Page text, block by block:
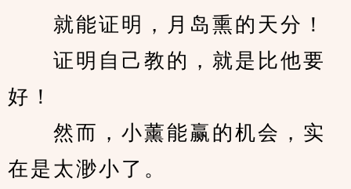
就能证明，月岛熏的天分！
证明自己教的，就是比他要
好！
然而，小薰能赢的机会，实
在是太渺小了。